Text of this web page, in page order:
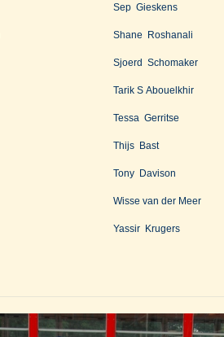
Sep Gieskens
Shane Roshanali
Sjoerd Schomaker
Tarik S Abouelkhir
Tessa Gerritse
Thijs Bast
Tony Davison
Wisse van der Meer
Yassir Krugers